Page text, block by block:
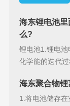
海东锂电池
么?
锂电池1.锂电
化学能的迭代
海东聚合物
1.将电池储存